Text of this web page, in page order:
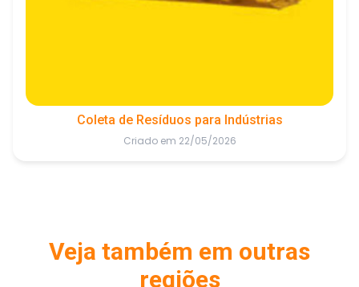
Coleta de Resíduos para Indústrias
Criado em 22/05/2026
Veja também em outras
regiões